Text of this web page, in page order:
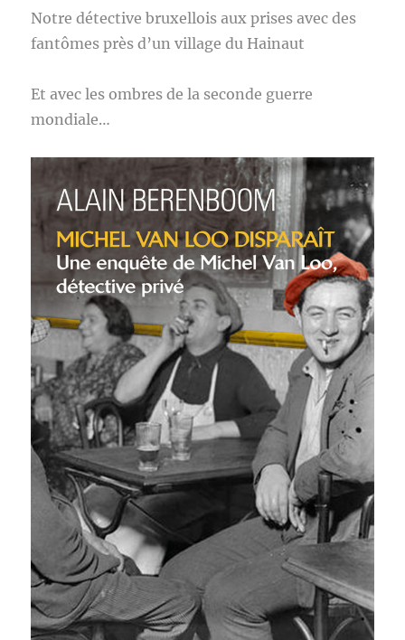
Notre détective bruxellois aux prises avec des
fantômes près d’un village du Hainaut
Et avec les ombres de la seconde guerre
mondiale…